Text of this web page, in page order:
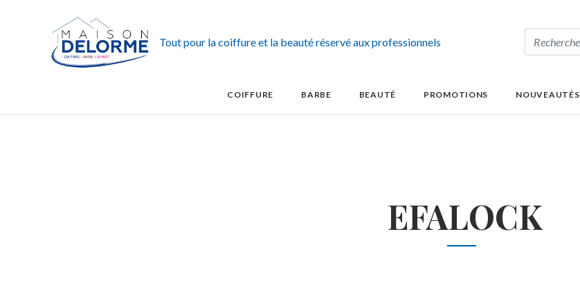
Tout pour la coiffure et la beauté réservé aux professionnels
COIFFURE BARBE BEAUTÉ PROMOTIONS NOUVEAUTÉS
EFALOCK